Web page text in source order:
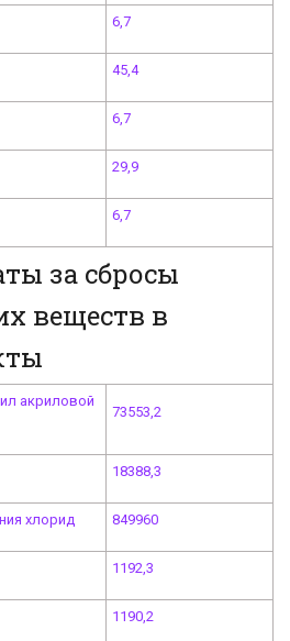
6,7
45,4
6,7
29,9
6,7
за сбросы
веществ в
акриловой
73553,2
18388,3
хлорид 849960
1192,3
1190,2